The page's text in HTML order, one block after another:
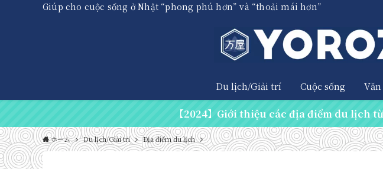
Giúp cho cuộc sống ở Nhật “phong phú hơn” và “thoải mái hơn”
Du lịch/Giải trí Cuộc sống
【2024】Giới thiệu các địa điểm du
ホーム Du lịch/Giải trí Địa điểm du lịch